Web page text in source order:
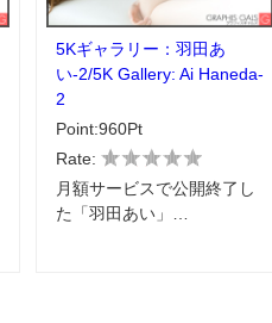
5Kギャラリー：羽田あ
い-2/5K Gallery: Ai Haneda-
2
Point:960Pt
Rate:
月額サービスで公開終了し
た「羽田あい」…